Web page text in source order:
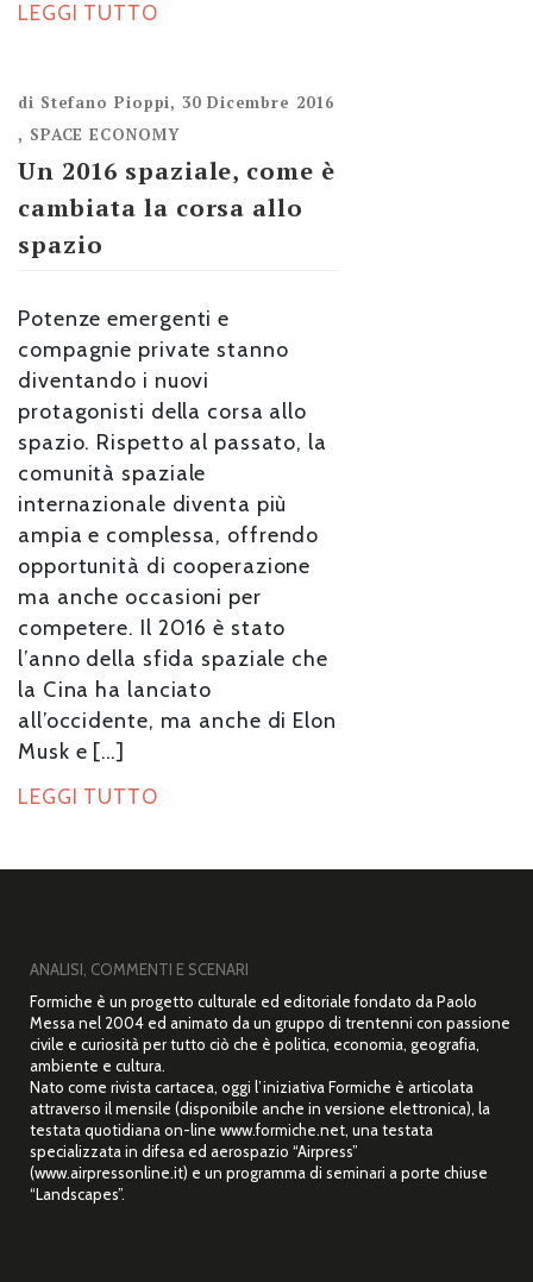
LEGGI TUTTO
di Stefano Pioppi, 30 Dicembre 2016
, SPACE ECONOMY
Un 2016 spaziale, come è
cambiata la corsa allo
spazio
Potenze emergenti e
compagnie private stanno
diventando i nuovi
protagonisti della corsa allo
spazio. Rispetto al passato, la
comunità spaziale
internazionale diventa più
ampia e complessa, offrendo
opportunità di cooperazione
ma anche occasioni per
competere. Il 2016 è stato
l’anno della sfida spaziale che
la Cina ha lanciato
all’occidente, ma anche di Elon
Musk e […]
LEGGI TUTTO
ANALISI, COMMENTI E SCENARI
Formiche è un progetto culturale ed editoriale fondato da Paolo
Messa nel 2004 ed animato da un gruppo di trentenni con passione
civile e curiosità per tutto ciò che è politica, economia, geografia,
ambiente e cultura.
Nato come rivista cartacea, oggi l’iniziativa Formiche è articolata
attraverso il mensile (disponibile anche in versione elettronica), la
testata quotidiana on-line www.formiche.net, una testata
specializzata in difesa ed aerospazio “Airpress”
(www.airpressonline.it) e un programma di seminari a porte chiuse
“Landscapes”.